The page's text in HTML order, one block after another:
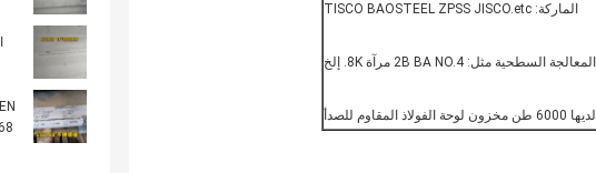
الماركة: TISCO BAOSTEEL ZPSS JISCO.etc
لديها 6000 طن مخزون لوحة الفولاذ المقاوم للصدأ